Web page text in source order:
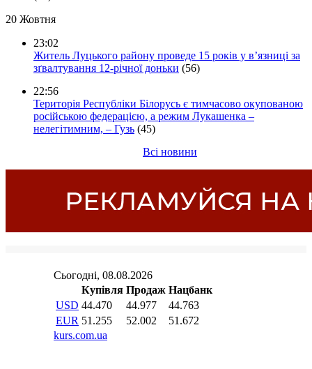
20 Жовтня
23:02
Житель Луцького району проведе 15 років у в’язниці за
зґвалтування 12-річної доньки (56)
22:56
Територія Республіки Білорусь є тимчасово окупованою
російською федерацією, а режим Лукашенка –
нелегітимним, – Гузь (45)
Всі новини